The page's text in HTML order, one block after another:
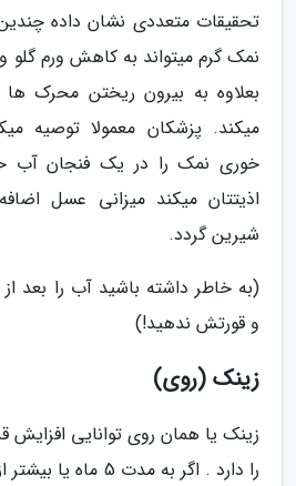
تحقیقات متعددی نشان داده
نمک گرم میتواند به کاهش ورم گلو
بعلاوه به بیرون ریختن محرک ها
میکند. پزشکان معمولا توصیه
خوری نمک را در یک فنجان آب
اذیتتان میکند میزانی عسل
شیرین گردد.
(به خاطر داشته باشید آب را بعد از
و قورتش ندهید!)
زینک (روی)
زینک یا همان روی توانایی
را دارد . اگر به مدت